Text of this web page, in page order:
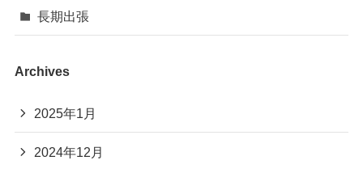
長期出張
Archives
2025年1月
2024年12月